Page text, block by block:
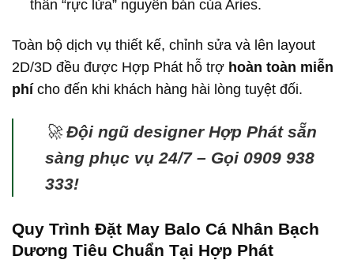
thần “rực lửa” nguyên bản của Aries.
Toàn bộ dịch vụ thiết kế, chỉnh sửa và lên layout
2D/3D đều được Hợp Phát hỗ trợ hoàn toàn miễn
phícho đến khi khách hàng hài lòng tuyệt đối.
🚀Đội ngũ designer Hợp Phát sẵn
sàng phục vụ 24/7 – Gọi 0909 938
333!
Quy Trình Đặt May Balo Cá Nhân Bạch
Dương Tiêu Chuẩn Tại Hợp Phát